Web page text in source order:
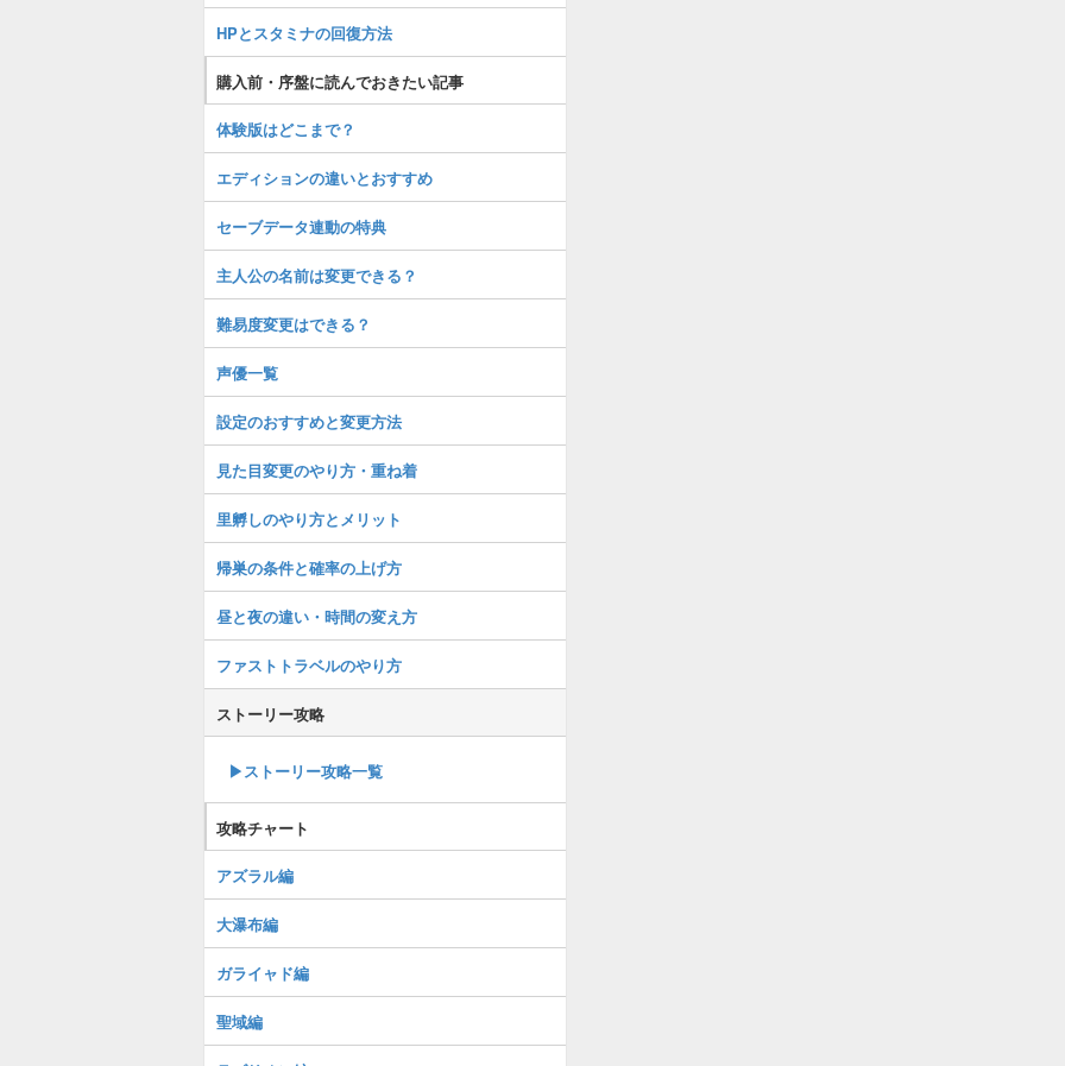
HPとスタミナの回復方法
購入前・序盤に読んでおきたい記事
体験版はどこまで？
エディションの違いとおすすめ
セーブデータ連動の特典
主人公の名前は変更できる？
難易度変更はできる？
声優一覧
設定のおすすめと変更方法
見た目変更のやり方・重ね着
里孵しのやり方とメリット
帰巣の条件と確率の上げ方
昼と夜の違い・時間の変え方
ファストトラベルのやり方
ストーリー攻略
▶︎ストーリー攻略一覧
攻略チャート
アズラル編
大瀑布編
ガライャド編
聖域編